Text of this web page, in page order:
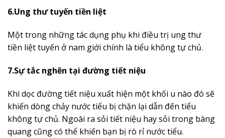
6.Ung thư tuyến tiền liệt
Một trong những tác dụng phụ khi điều trị ung thư
tiền liệt tuyến ở nam giới chính là tiểu không tự chủ.
7.Sự tắc nghẽn tại đường tiết niệu
Khi dọc đường tiết niệu xuất hiện một khối u nào đó sẽ
khiến dòng chảy nước tiểu bị chặn lại dẫn đến tiểu
không tự chủ. Ngoài ra sỏi tiết niệu hay sỏi trong bàng
quang cũng có thể khiến bạn bị rò rỉ nước tiểu.